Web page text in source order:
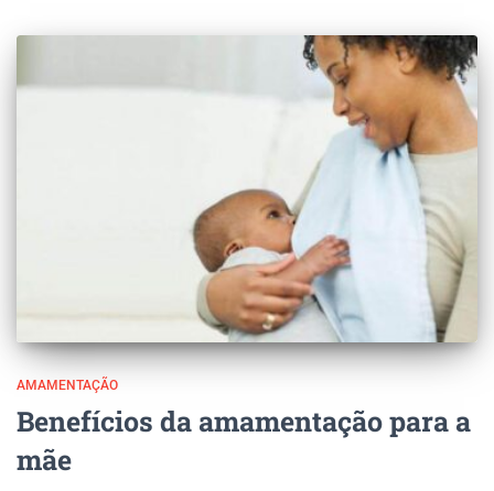
AMAMENTAÇÃO
Benefícios da amamentação para a
mãe